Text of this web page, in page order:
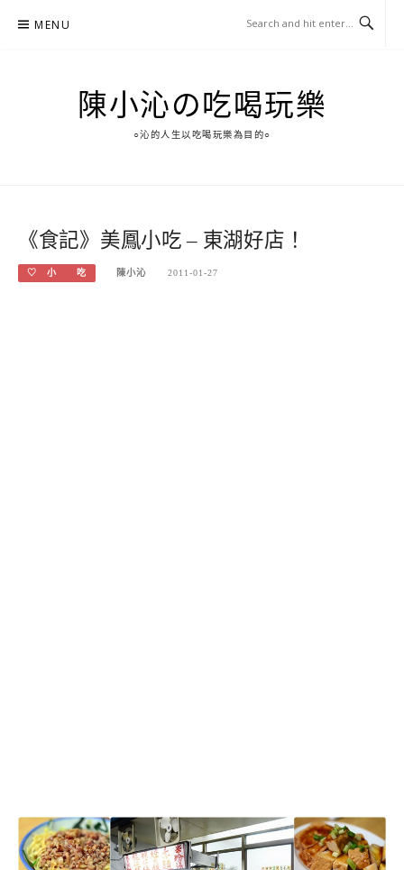
MENU
陳小沁の吃喝玩樂
○沁的人生以吃喝玩樂為目的○
《食記》美鳳小吃 – 東湖好店！
♡ 小 吃 陳小沁 2011-01-27